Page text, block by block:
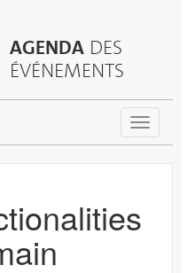
AGENDA DES
ÉVÉNEMENTS
Toggle